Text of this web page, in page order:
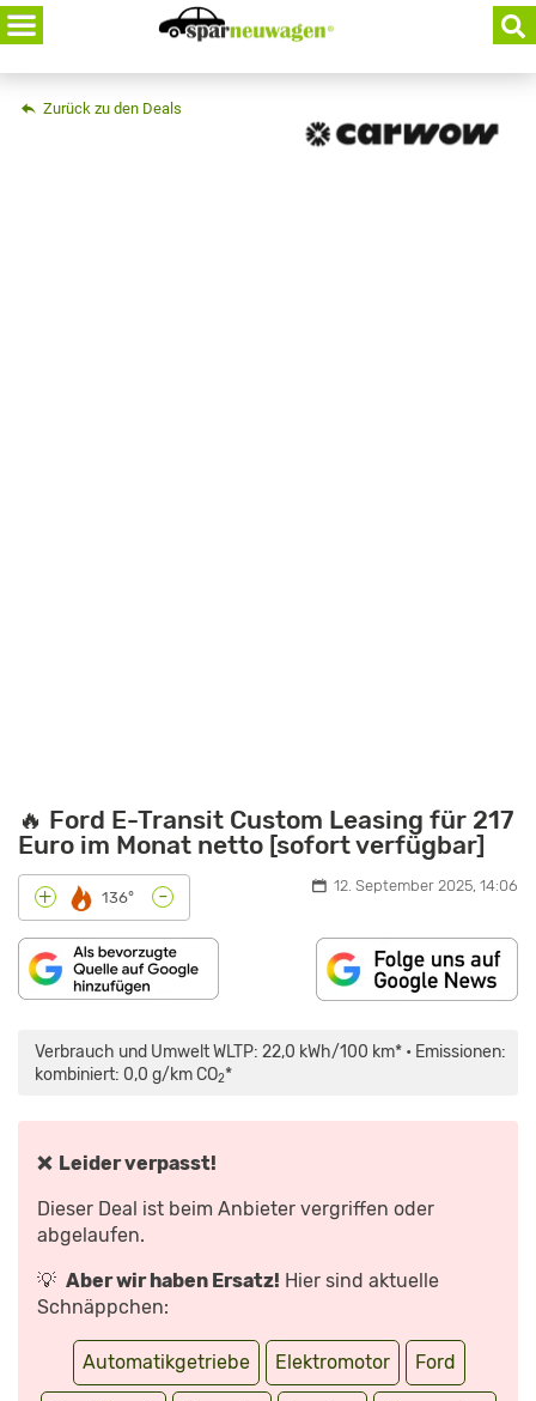
Skip
to
content
Zurück zu den Deals
🔥 Ford E-Transit Custom Leasing für 217
Euro im Monat netto [sofort verfügbar]
+ 136° - 12. September 2025, 14:06
Verbrauch und Umwelt WLTP: 22,0 kWh/100 km* • Emissionen:
kombiniert: 0,0 g/km CO2*
❌ Leider verpasst!
Dieser Deal ist beim Anbieter vergriffen oder
abgelaufen.
💡 Aber wir haben Ersatz! Hier sind aktuelle
Schnäppchen:
Automatikgetriebe Elektromotor Ford
DER
LIEFERFAHRZEUGE?
FORD
YOUTUBE
ANZEIGEN